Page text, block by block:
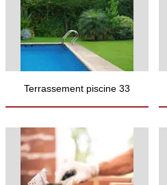
Terrassement piscine 33